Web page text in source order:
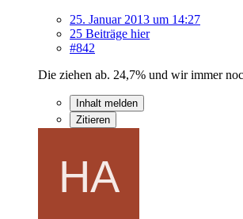
25. Januar 2013 um 14:27
25 Beiträge hier
#842
Die ziehen ab. 24,7% und wir immer
Inhalt melden
Zitieren